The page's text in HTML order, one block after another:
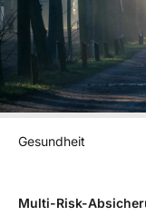
Gesundheit
Multi-Risk-